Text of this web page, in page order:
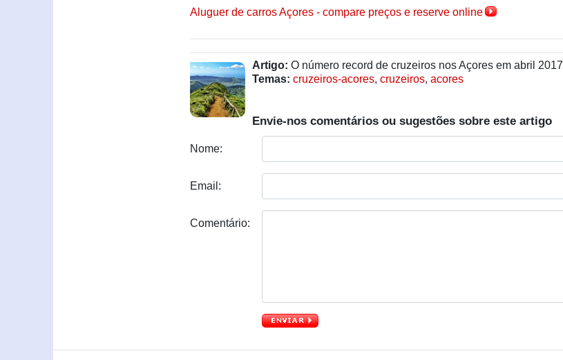
Aluguer de carros Açores - compare preços e reserve online
Artigo: O número record de cruzeiros nos Açores em abril 2017
Temas: cruzeiros-acores,cruzeiros,acores
Envie-nos comentários ou sugestões sobre este artigo
Nome:
Email:
Comentário: